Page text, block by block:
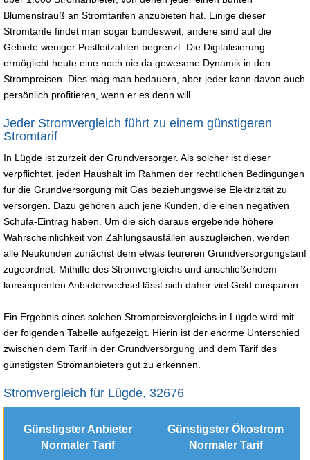
Blumenstrauß an Stromtarifen anzubieten hat. Einige dieser
Stromtarife findet man sogar bundesweit, andere sind auf die
Gebiete weniger Postleitzahlen begrenzt. Die Digitalisierung
ermöglicht heute eine noch nie da gewesene Dynamik in den
Strompreisen. Dies mag man bedauern, aber jeder kann davon auch
persönlich profitieren, wenn er es denn will.
Jeder Stromvergleich führt zu einem günstigeren
Stromtarif
In Lügde ist zurzeit der Grundversorger. Als solcher ist dieser
verpflichtet, jeden Haushalt im Rahmen der rechtlichen Bedingungen
für die Grundversorgung mit Gas beziehungsweise Elektrizität zu
versorgen. Dazu gehören auch jene Kunden, die einen negativen
Schufa-Eintrag haben. Um die sich daraus ergebende höhere
Wahrscheinlichkeit von Zahlungsausfällen auszugleichen, werden
alle Neukunden zunächst dem etwas teureren Grundversorgungstarif
zugeordnet. Mithilfe des Stromvergleichs und anschließendem
konsequenten Anbieterwechsel lässt sich daher viel Geld einsparen.
Ein Ergebnis eines solchen Strompreisvergleichs in Lügde wird mit
der folgenden Tabelle aufgezeigt. Hierin ist der enorme Unterschied
zwischen dem Tarif in der Grundversorgung und dem Tarif des
günstigsten Stromanbieters gut zu erkennen.
Stromvergleich für Lügde, 32676
Günstigster Anbieter
Normaler Tarif
Günstigster Ökostrom
Normaler Tarif